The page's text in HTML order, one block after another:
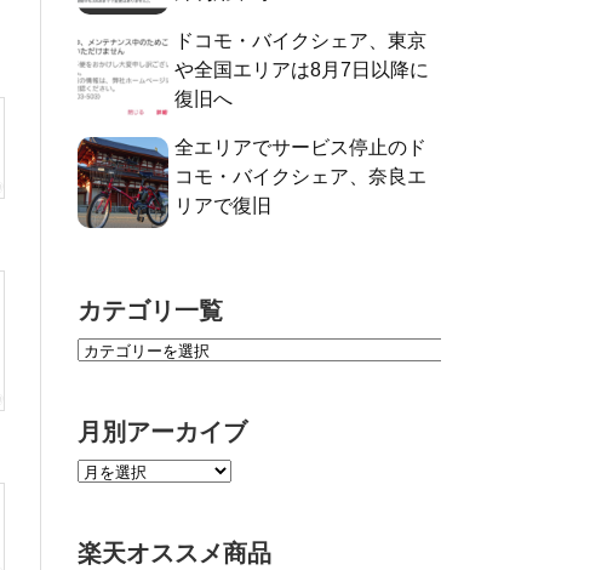
ドコモ・バイクシェア、東京
や全国エリアは8月7日以降に
復旧へ
全エリアでサービス停止のド
コモ・バイクシェア、奈良エ
リアで復旧
カテゴリ一覧
月別アーカイブ
楽天オススメ商品